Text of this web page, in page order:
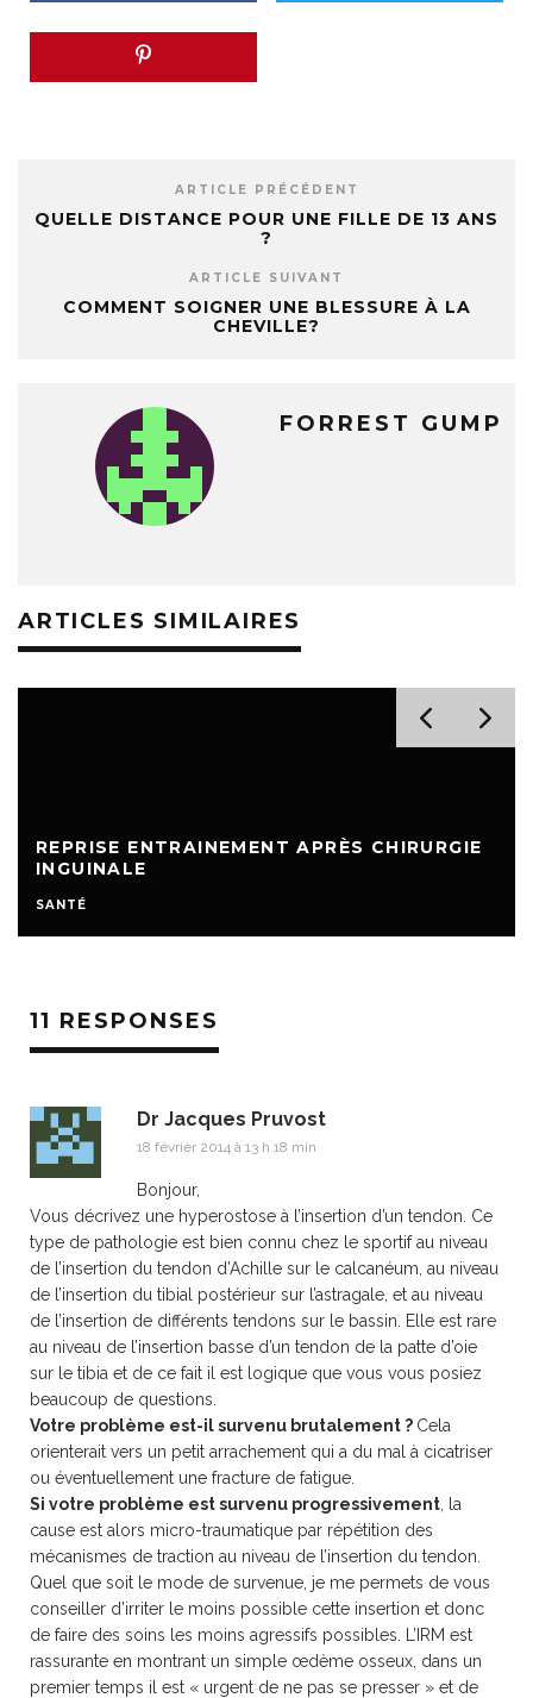
ARTICLE PRÉCÉDENT
QUELLE DISTANCE POUR UNE FILLE DE 13 ANS
?
ARTICLE SUIVANT
COMMENT SOIGNER UNE BLESSURE À LA
CHEVILLE?
FORREST GUMP
ARTICLES SIMILAIRES
REPRISE ENTRAINEMENT APRÈS CHIRURGIE
INGUINALE
SANTÉ
11 RESPONSES
Dr Jacques Pruvost
18 février 2014 à 13 h 18 min
Bonjour,
Vous décrivez une hyperostose à l’insertion d’un tendon. Ce
type de pathologie est bien connu chez le sportif au niveau
de l’insertion du tendon d’Achille sur le calcanéum, au niveau
de l’insertion du tibial postérieur sur l’astragale, et au niveau
de l’insertion de différents tendons sur le bassin. Elle est rare
au niveau de l’insertion basse d’un tendon de la patte d’oie
sur le tibia et de ce fait il est logique que vous vous posiez
beaucoup de questions.
Votre problème est-il survenu brutalement ? Cela
orienterait vers un petit arrachement qui a du mal à cicatriser
ou éventuellement une fracture de fatigue.
Si votre problème est survenu progressivement , la
cause est alors micro-traumatique par répétition des
mécanismes de traction au niveau de l’insertion du tendon.
Quel que soit le mode de survenue, je me permets de vous
conseiller d’irriter le moins possible cette insertion et donc
de faire des soins les moins agressifs possibles. L’IRM est
rassurante en montrant un simple œdème osseux, dans un
premier temps il est « urgent de ne pas se presser » et de